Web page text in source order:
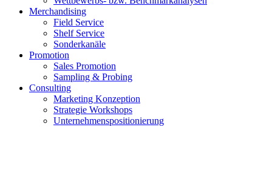
Merchandising
Field Service
Shelf Service
Sonderkanäle
Promotion
Sales Promotion
Sampling & Probing
Consulting
Marketing Konzeption
Strategie Workshops
Unternehmenspositionierung